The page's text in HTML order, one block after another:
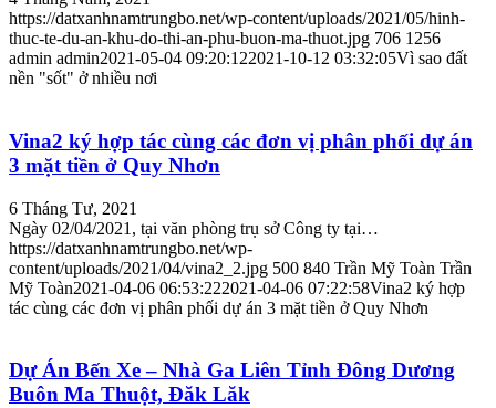
https://datxanhnamtrungbo.net/wp-content/uploads/2021/05/hinh-
thuc-te-du-an-khu-do-thi-an-phu-buon-ma-thuot.jpg 706 1256
admin admin2021-05-04 09:20:122021-10-12 03:32:05Vì sao đất
nền "sốt" ở nhiều nơi
Vina2 ký hợp tác cùng các đơn vị phân phối dự án
3 mặt tiền ở Quy Nhơn
6 Tháng Tư, 2021
Ngày 02/04/2021, tại văn phòng trụ sở Công ty tại…
https://datxanhnamtrungbo.net/wp-
content/uploads/2021/04/vina2_2.jpg 500 840 Trần Mỹ Toàn Trần
Mỹ Toàn2021-04-06 06:53:222021-04-06 07:22:58Vina2 ký hợp
tác cùng các đơn vị phân phối dự án 3 mặt tiền ở Quy Nhơn
Dự Án Bến Xe – Nhà Ga Liên Tỉnh Đông Dương
Buôn Ma Thuột, Đăk Lăk